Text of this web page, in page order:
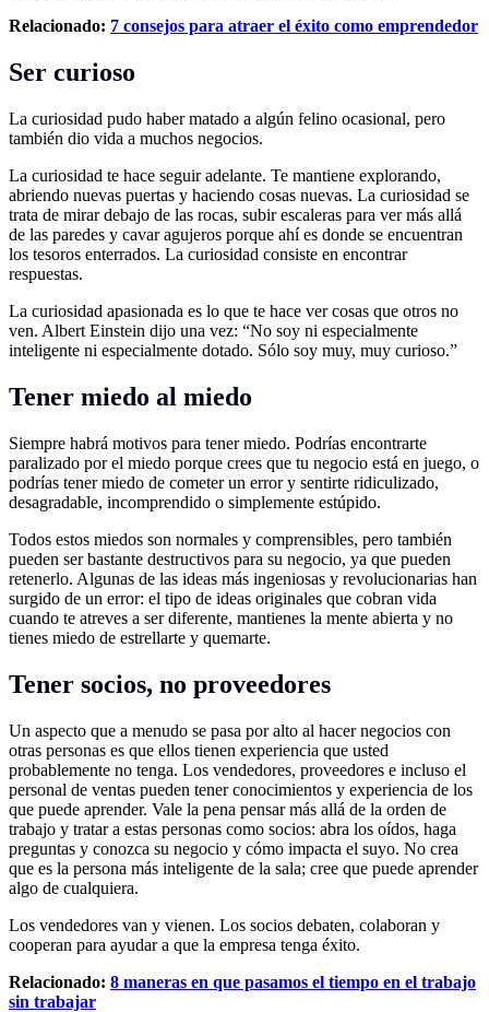
Relacionado: 7 consejos para atraer el éxito como emprendedor
Ser curioso
La curiosidad pudo haber matado a algún felino ocasional, pero
también dio vida a muchos negocios.
La curiosidad te hace seguir adelante. Te mantiene explorando,
abriendo nuevas puertas y haciendo cosas nuevas. La curiosidad se
trata de mirar debajo de las rocas, subir escaleras para ver más allá
de las paredes y cavar agujeros porque ahí es donde se encuentran
los tesoros enterrados. La curiosidad consiste en encontrar
respuestas.
La curiosidad apasionada es lo que te hace ver cosas que otros no
ven. Albert Einstein dijo una vez: “No soy ni especialmente
inteligente ni especialmente dotado. Sólo soy muy, muy curioso.”
Tener miedo al miedo
Siempre habrá motivos para tener miedo. Podrías encontrarte
paralizado por el miedo porque crees que tu negocio está en juego, o
podrías tener miedo de cometer un error y sentirte ridiculizado,
desagradable, incomprendido o simplemente estúpido.
Todos estos miedos son normales y comprensibles, pero también
pueden ser bastante destructivos para su negocio, ya que pueden
retenerlo. Algunas de las ideas más ingeniosas y revolucionarias han
surgido de un error: el tipo de ideas originales que cobran vida
cuando te atreves a ser diferente, mantienes la mente abierta y no
tienes miedo de estrellarte y quemarte.
Tener socios, no proveedores
Un aspecto que a menudo se pasa por alto al hacer negocios con
otras personas es que ellos tienen experiencia que usted
probablemente no tenga. Los vendedores, proveedores e incluso el
personal de ventas pueden tener conocimientos y experiencia de los
que puede aprender. Vale la pena pensar más allá de la orden de
trabajo y tratar a estas personas como socios: abra los oídos, haga
preguntas y conozca su negocio y cómo impacta el suyo. No crea
que es la persona más inteligente de la sala; cree que puede aprender
algo de cualquiera.
Los vendedores van y vienen. Los socios debaten, colaboran y
cooperan para ayudar a que la empresa tenga éxito.
Relacionado: 8 maneras en que pasamos el tiempo en el trabajo
sin trabajar